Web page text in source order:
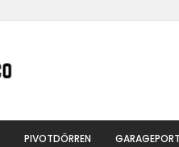
PIVOTDÖRREN